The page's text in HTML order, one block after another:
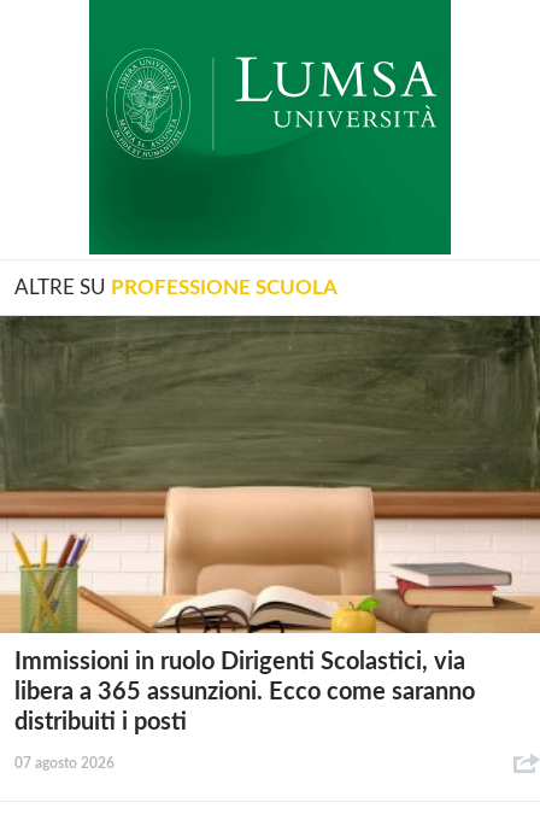
ALTRE SU PROFESSIONE SCUOLA
Immissioni in ruolo Dirigenti Scolastici, via
libera a 365 assunzioni. Ecco come saranno
distribuiti i posti
07 agosto 2026